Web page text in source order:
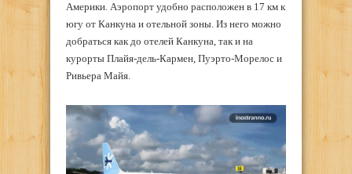
Америки. Аэропорт удобно расположен в 17 км к
югу от Канкуна и отельной зоны. Из него можно
добраться как до отелей Канкуна, так и на
курорты Плайя-дель-Кармен, Пуэрто-Морелос и
Ривьера Майя.